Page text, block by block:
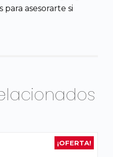
para asesorarte si
¡OFERTA!